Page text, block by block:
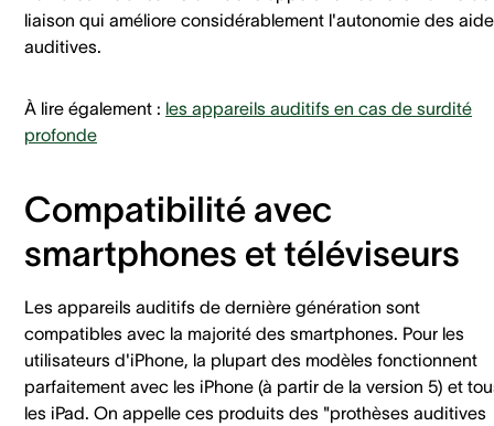
liaison qui améliore considérablement l'autonomie des
auditives.
À lire également : les appareils auditifs en cas de surdité
profonde
Compatibilité avec
smartphones et téléviseurs
Les appareils auditifs de dernière génération sont
compatibles avec la majorité des smartphones. Pour les
utilisateurs d'iPhone, la plupart des modèles fonctionnent
parfaitement avec les iPhone (à partir de la version 5) et
les iPad. On appelle ces produits des "prothèses auditives